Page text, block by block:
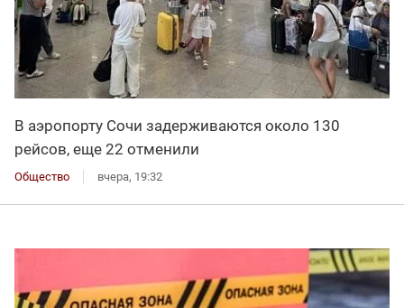
В аэропорту Сочи задерживаются около 130
рейсов, еще 22 отменили
Общество вчера, 19:32